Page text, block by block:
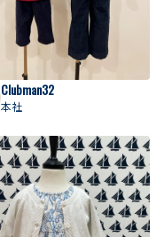
Clubman32
本社